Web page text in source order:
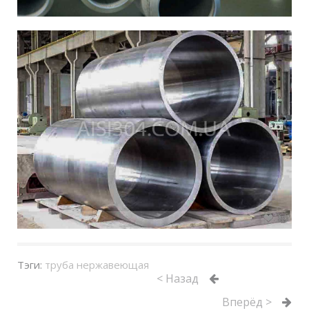
Тэги: труба нержавеющая
< Назад
Вперёд >